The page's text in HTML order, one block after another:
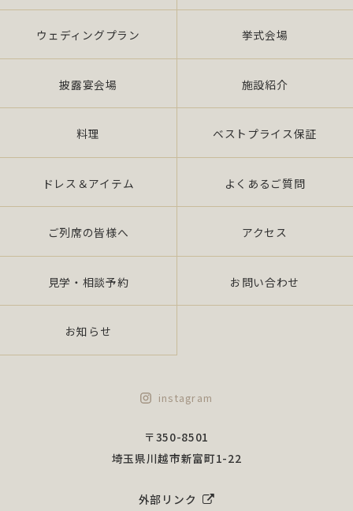
ウェディングプラン 挙式会場
披露宴会場 施設紹介
料理 ベストプライス保証
ドレス＆アイテム よくあるご質問
ご列席の皆様へ アクセス
見学・相談予約 お問い合わせ
お知らせ
instagram
外部リンク
〒350-8501
埼玉県川越市新富町1-22